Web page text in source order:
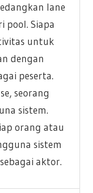
lane
pool. Siapa
untuk
dengan
peserta.
seorang
sistem.
orang atau
sistem
aktor.